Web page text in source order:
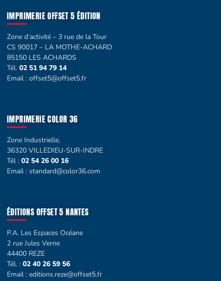
IMPRIMERIE OFFSET 5 ÉDITION
Zone d’activité – 3 rue de la Tour
CS 90017 – LA MOTHE-ACHARD
85150 LES ACHARDS
Tél. 02 51 94 79 14
Email : offset5@offset5.fr
IMPRIMERIE COLOR 36
Zone Industrielle,
36320 VILLEDIEU-SUR-INDRE
Tél : 02 54 26 00 16
Email : standard@color36.com
ÉDITIONS OFFSET 5 NANTES
P.A. Les Espaces Océane
2 rue Jules Verne
44400 REZE
Tél. : 02 40 26 59 56
Email : editions.reze@offset5.fr